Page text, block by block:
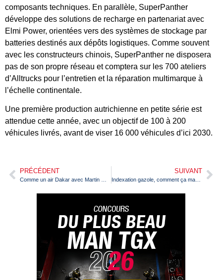
composants techniques. En parallèle, SuperPanther
développe des solutions de recharge en partenariat avec
Elmi Power, orientées vers des systèmes de stockage par
batteries destinés aux dépôts logistiques. Comme souvent
avec les constructeurs chinois, SuperPanther ne disposera
pas de son propre réseau et comptera sur les 700 ateliers
d’Alltrucks pour l’entretien et la réparation multimarque à
l’échelle continentale.
Une première production autrichienne en petite série est
attendue cette année, avec un objectif de 100 à 200
véhicules livrés, avant de viser 16 000 véhicules d’ici 2030.
PRÉCÉDENT SUIVANT
Indexation gazole, comment ça marche ? Le mode d’emploi de la FNTR Loire